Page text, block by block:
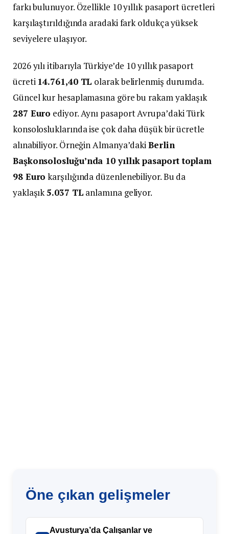
farkı bulunuyor. Özellikle 10 yıllık pasaport ücretleri
karşılaştırıldığında aradaki fark oldukça yüksek
seviyelere ulaşıyor.
2026 yılı itibarıyla Türkiye’de 10 yıllık pasaport
ücreti 14.761,40 TL olarak belirlenmiş durumda.
Güncel kur hesaplamasına göre bu rakam yaklaşık
287 Euro ediyor. Aynı pasaport Avrupa’daki Türk
konsolosluklarında ise çok daha düşük bir ücretle
alınabiliyor. Örneğin Almanya’dakiBerlin
Başkonsolosluğu’nda 10 yıllık pasaport toplam
98 Euro karşılığında düzenlenebiliyor. Bu da
yaklaşık5.037 TL anlamına geliyor.
Öne çıkan gelişmeler
Avusturya’da Çalışanlar ve